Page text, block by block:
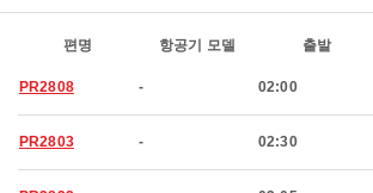
편명 항공기 모델 출발
PR2808 - 02:00
PR2803 - 02:30